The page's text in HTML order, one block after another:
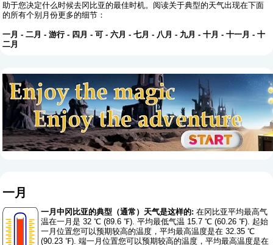
助于您决定什么时候去冈比亚的最佳时机。阅读关于典型的天气出现在下面
的所有个别月份更多的细节：
一月 -二月 -游行- 四月 -可 -六月 -七月 - 八月 - 九月 -十月 -十一月 -十
二月
一月
一月中冈比亚的典型（通常）天气是这样的: 在冈比亚平均最高气
温在一月是 32 ℃ (89.6 ℉). 平均最低气温 15.7 ℃ (60.26 ℉). 起始
一月位置您可以预期较高的温度，平均最高温度是在 32.35 ℃
(90.23 ℉). 端一月位置您可以预期较高的温度，平均最高温度是在